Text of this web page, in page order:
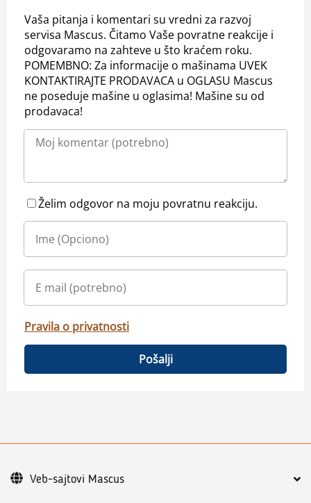
Vaša pitanja i komentari su vredni za razvoj
servisa Mascus. Čitamo Vaše povratne reakcije i
odgovaramo na zahteve u što kraćem roku.
POMEMBNO: Za informacije o mašinama UVEK
KONTAKTIRAJTE PRODAVACA u OGLASU Mascus
ne poseduje mašine u oglasima! Mašine su od
prodavaca!
Želim odgovor na moju povratnu reakciju.
Pravila o privatnosti
Pošalji
Veb-sajtovi Mascus